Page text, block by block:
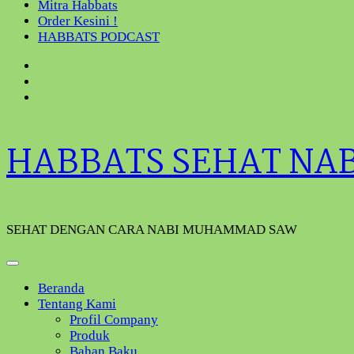
Mitra Habbats
Order Kesini !
HABBATS PODCAST
HABBATS SEHAT
SEHAT DENGAN CARA NABI MUHAMMAD SAW
Beranda
Tentang Kami
Profil Company
Produk